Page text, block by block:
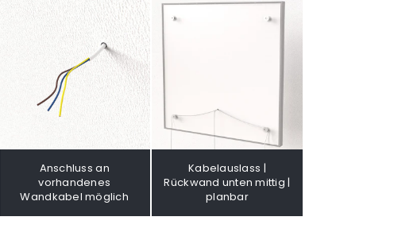
Anschluss an
vorhandenes
Wandkabel möglich
Kabelauslass |
Rückwand unten mittig |
planbar